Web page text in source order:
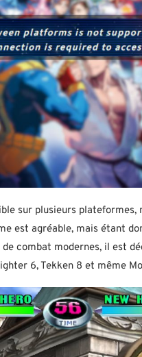
sur plusieurs
est agréable, mais étant
combat modernes, il est
6, Tekken 8 et même